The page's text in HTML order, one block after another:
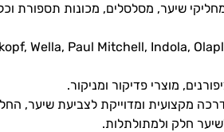
שיער, מסלסלים, מכונות תספורת
מוצרי פדיקור ומניקור.
מקצועית ומדוייקת לצביעת שיער,
חלק ולמתולתלות.